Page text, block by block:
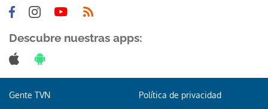
Descubre nuestras apps:
Gente TVN Política de privacidad